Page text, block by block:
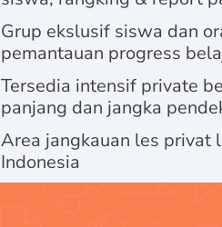
Grup ekslusif siswa dan
pemantauan progress
Tersedia intensif private
panjang dan jangka
Area jangkauan les privat
Indonesia